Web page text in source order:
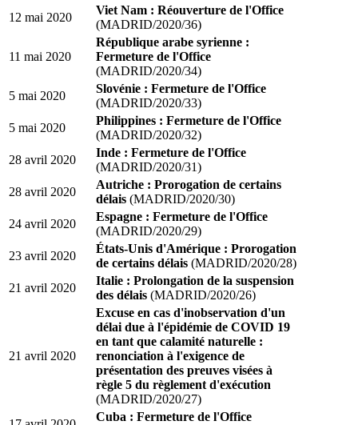
12 mai 2020
Viet Nam : Réouverture de l'Office
(MADRID/2020/36)
11 mai 2020
République arabe syrienne :
Fermeture de l'Office
(MADRID/2020/34)
5 mai 2020
Slovénie : Fermeture de l'Office
(MADRID/2020/33)
5 mai 2020
Philippines : Fermeture de l'Office
(MADRID/2020/32)
28 avril 2020
Inde : Fermeture de l'Office
(MADRID/2020/31)
28 avril 2020
Autriche : Prorogation de certains
délais (MADRID/2020/30)
24 avril 2020
Espagne : Fermeture de l'Office
(MADRID/2020/29)
23 avril 2020
États-Unis d'Amérique : Prorogation
de certains délais (MADRID/2020/28)
21 avril 2020
Italie : Prolongation de la suspension
des délais (MADRID/2020/26)
21 avril 2020
Excuse en cas d'inobservation d'un
délai due à l'épidémie de COVID 19
en tant que calamité naturelle :
renonciation à l'exigence de
présentation des preuves visées à
règle 5 du règlement d'exécution
(MADRID/2020/27)
Cuba : Fermeture de l'Office